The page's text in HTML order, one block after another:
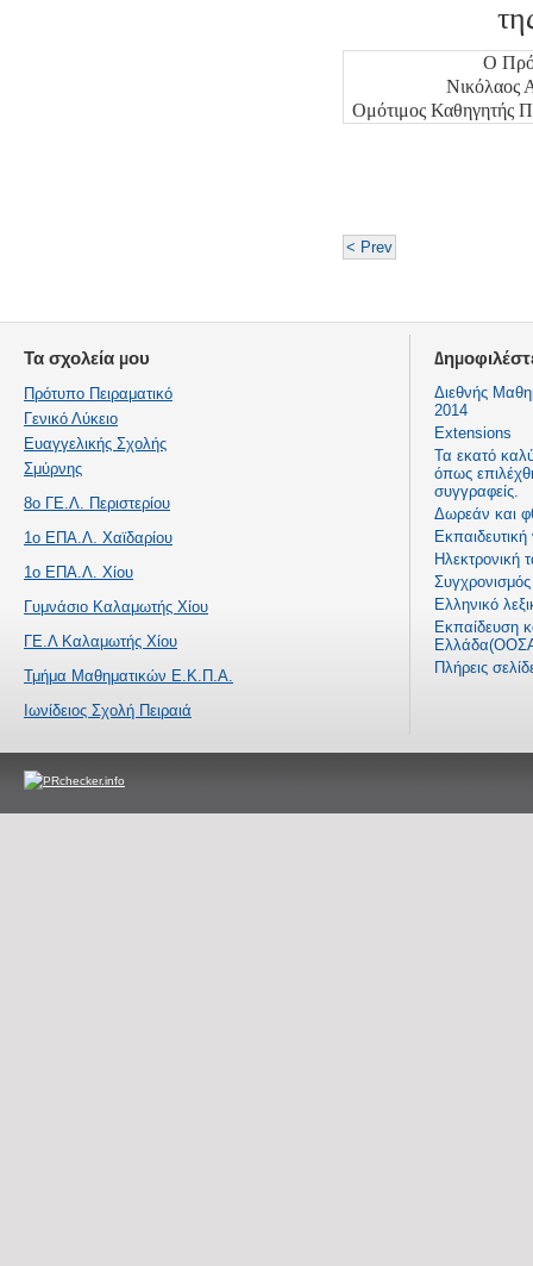
Ο
Νικόλαος
Ομότιμος Καθηγητής
< Prev
Τα σχολεία μου
Πρότυπο Πειραματικό
Γενικό Λύκειο
Ευαγγελικής Σχολής
Σμύρνης
8ο ΓΕ.Λ. Περιστερίου
1ο ΕΠΑ.Λ. Χαϊδαρίου
1ο ΕΠΑ.Λ. Χίου
Γυμνάσιο Καλαμωτής Χίου
ΓΕ.Λ Καλαμωτής Χίου
Τμήμα Μαθηματικών Ε.Κ.Π.Α.
Ιωνίδειος Σχολή Πειραιά
Διεθνής
2014
Extensions
Τα εκατό
όπως
συγγραφείς.
Δωρεάν και
Ηλεκτρονική
Ελληνικό
Εκπαίδευση
Πλήρεις